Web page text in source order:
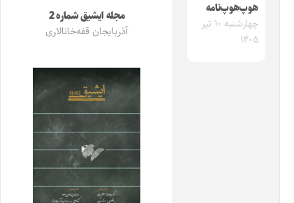
هوپ‌هوپ‌نامه
چهارشنبه ۱۰ تیر
۱۴۰۵
مجله ایشیق شماره 2
آذربایجان قفه‌خانالاری